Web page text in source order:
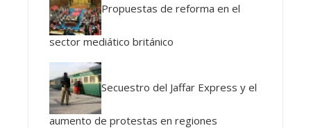
Propuestas de reforma en el
sector mediático británico
Secuestro del Jaffar Express y el
aumento de protestas en regiones